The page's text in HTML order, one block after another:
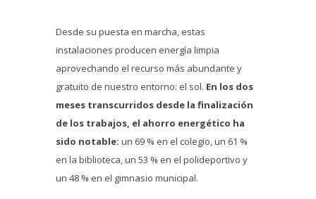
Desde su puesta en marcha, estas
instalaciones producen energía limpia
aprovechando el recurso más abundante y
gratuito de nuestro entorno: el sol. En los dos
meses transcurridos desde la finalización
de los trabajos, el ahorro energético ha
sido notable: un 69 % en el colegio, un 61 %
en la biblioteca, un 53 % en el polideportivo y
un 48 % en el gimnasio municipal.